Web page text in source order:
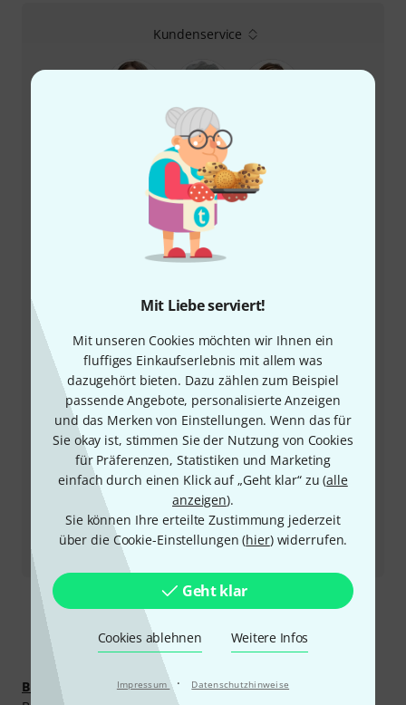
Mit Liebe serviert!
Mit unseren Cookies möchten wir Ihnen ein
fluffiges Einkaufserlebnis mit allem was
dazugehört bieten. Dazu zählen zum Beispiel
passende Angebote, personalisierte Anzeigen
und das Merken von Einstellungen. Wenn das für
Sie okay ist, stimmen Sie der Nutzung von Cookies
für Präferenzen, Statistiken und Marketing
einfach durch einen Klick auf „Geht klar“ zu (alle
anzeigen).
Sie können Ihre erteilte Zustimmung jederzeit
über die Cookie-Einstellungen (hier) widerrufen.
Geht klar
Cookies ablehnen Weitere Infos
Impressum · Datenschutzhinweise
Kundenservice
+49-9546-9223-66
Unser Thomann Team Kundenservice steht Ihnen bei
Öffnungszeiten
Rückruf vereinbaren
Mehr Kontaktoptionen
Produkt zurücksenden
Alle Ansprechpartner
Mehr entdecken
Blasinstrumente